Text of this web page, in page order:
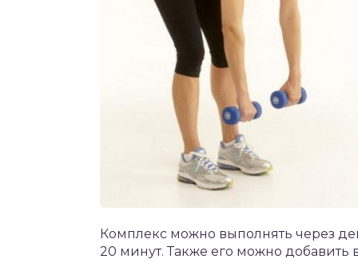
Комплекс можно выполнять через
20 минут. Также его можно добавить